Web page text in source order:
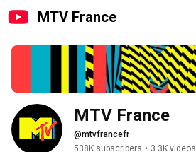
MTV France
MTV France
@mtvfrancefr
538K subscribers • 3.3K videos